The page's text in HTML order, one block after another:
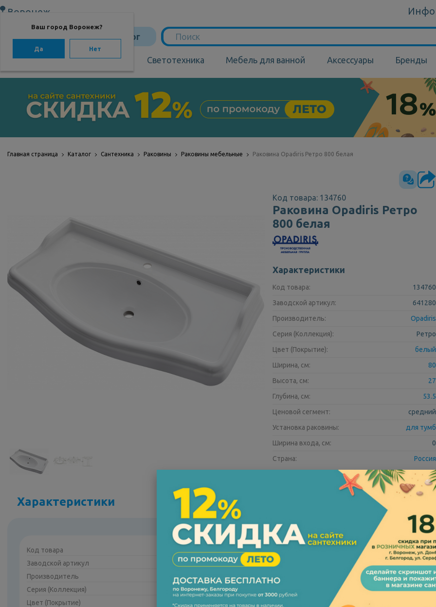
Воронеж
Ваш город Воронеж?
Да Нет
Каталог
Сантехника
Мебель для ванной
Мебель из бамбука
Аксессуары для
Светотехника
Сантехника Светотехника Мебель для ванной Аксессуары Бренды
Главная страница Каталог Сантехника Раковины Раковины мебельные Раковина Opadiris Ретро 800 белая
Код товара: 134760
Раковина Opadiris Ретро
800 белая
Характеристики
Код товара:
134760
Заводской артикул:
641280
Производитель:
Opadiris
Серия (Коллекция):
Ретро
Цвет (Покрытие):
белый
Ширина, см:
80
Высота, см:
27
Глубина, см:
53.5
Ценовой сегмент:
средний
Установка раковины:
для тумб
Ширина входа, см:
0
Страна:
Россия
Характеристики
Код товара
134760
Заводской артикул
641280
Производитель
Opadiris
Серия (Коллекция)
Ретро
Цвет (Покрытие)
белый